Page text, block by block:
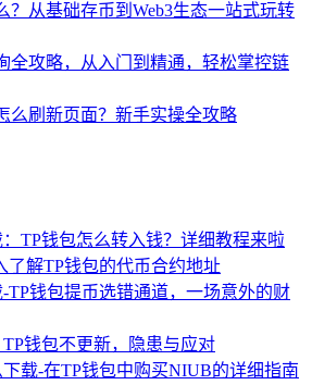
？从基础存币到Web3生态一站式玩转
全攻略，从入门到精通，轻松掌控链
么刷新页面？新手实操全攻略
TP钱包怎么转入钱？详细教程来啦
了解TP钱包的代币合约地址
TP钱包提币选错通道，一场意外的财
钱包不更新，隐患与应对
载-在TP钱包中购买NIUB的详细指南